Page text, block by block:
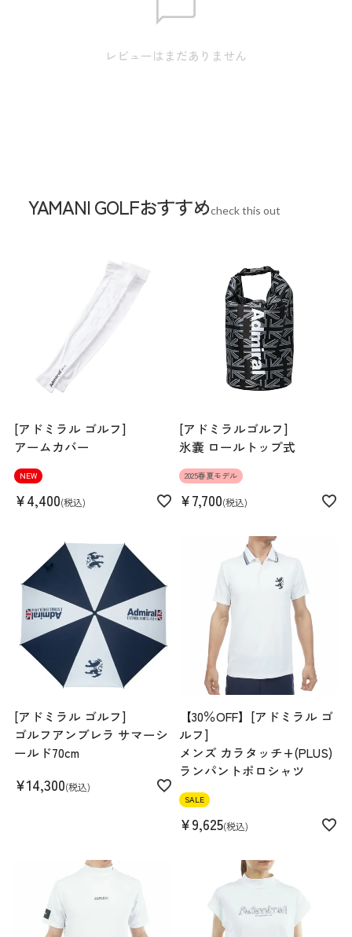
/ 裾幅:42.0 / 裄丈:81.0 ※本表示は実寸となります。またアパ
Hem width 38cm
Length 62cm
158cm 50kgRecommended
スペック
素材
ポリエステル92% ナイロン4% アクリル3% 毛
1%
機能
レビューはまだありません
YAMANI GOLFおすすめcheck this out
[アドミラル ゴルフ]
アームカバー
NEW
¥4,400 税込
[アドミラルゴルフ]
氷嚢 ロールトップ式
2025春夏モデル
¥7,700 税込
[アドミラル ゴルフ]
ゴルフアンブレラ サマーシ
ールド70cm
¥14,300 税込
【30％OFF】[アドミラル ゴ
ルフ]
メンズ カラタッチ+(PLUS)
ランパントポロシャツ
SALE
¥9,625 税込